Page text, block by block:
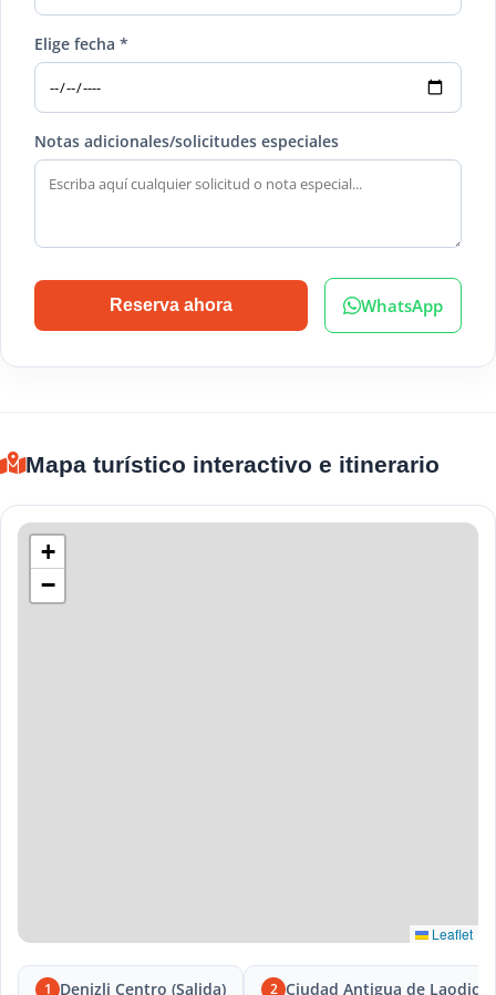
Elige fecha *
Notas adicionales/solicitudes especiales
Reserva ahora WhatsApp
Mapa turístico interactivo e itinerario
+
−
Leaflet
1 Denizli Centro (Salida) 2 Ciudad Antigua de Laodicea